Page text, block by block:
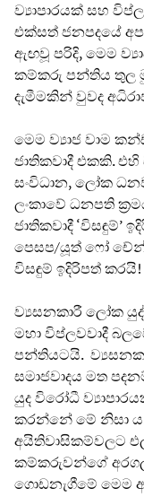
ව්‍යාපාරයක් සහ
එක්සත් ජනපදයේ
ඇඟවූ පරිදි, මෙම
කම්කරු පන්තිය තුල
දැමීමකින් වුවද
මෙම ව්‍යාජ වාම
ජාතිකවාදී එකකි.
සංවිධාන, ලෝක
ලංකාවේ ධනපති
ජාතිකවාදී ‘විසඳුම්’
පෙසප/යූත් ෆෝ
විසඳුම් ඉදිරිපත් කරයි!
ව්‍යසනකාරී ලෝක
මහා විප්ලවවාදී
පන්තියටයි.
සමාජවාදය මත
යුද විරෝධී
කරන්නේ මේ නිසා ය.
අයිතිවාසිකම්වලට
කම්කරුවන්ගේ
ගොඩනැගීමේ මෙම